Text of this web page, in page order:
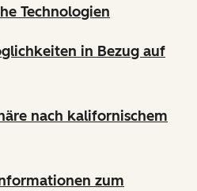
Technologien
in Bezug auf
nach kalifornischem
zum